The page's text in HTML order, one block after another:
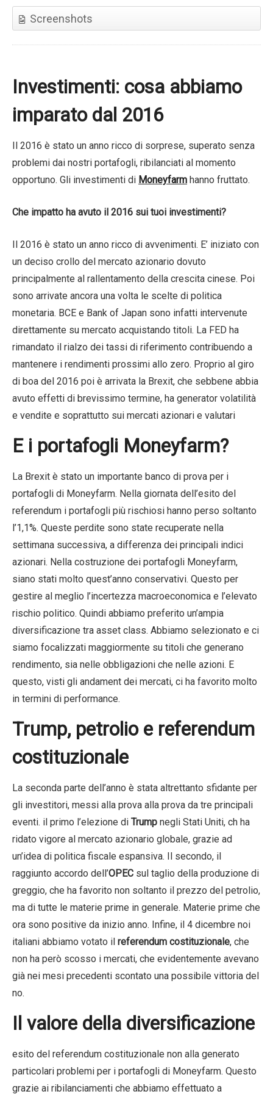
Screenshots
Investimenti: cosa abbiamo
imparato dal 2016
Il 2016 è stato un anno ricco di sorprese, superato senza
problemi dai nostri portafogli, ribilanciati al momento
opportuno. Gli investimenti di Moneyfarm hanno fruttato.
Che impatto ha avuto il 2016 sui tuoi investimenti?
Il 2016 è stato un anno ricco di avvenimenti. E’ iniziato con
un deciso crollo del mercato azionario dovuto
principalmente al rallentamento della crescita cinese. Poi
sono arrivate ancora una volta le scelte di politica
monetaria. BCE e Bank of Japan sono infatti intervenute
direttamente su mercato acquistando titoli. La FED ha
rimandato il rialzo dei tassi di riferimento contribuendo a
mantenere i rendimenti prossimi allo zero. Proprio al giro
di boa del 2016 poi è arrivata la Brexit, che sebbene abbia
avuto effetti di brevissimo termine, ha generator volatilità
e vendite e soprattutto sui mercati azionari e valutari
E i portafogli Moneyfarm?
La Brexit è stato un importante banco di prova per i
portafogli di Moneyfarm. Nella giornata dell’esito del
referendum i portafogli più rischiosi hanno perso soltanto
l’1,1%. Queste perdite sono state recuperate nella
settimana successiva, a differenza dei principali indici
azionari. Nella costruzione dei portafogli Moneyfarm,
siano stati molto quest’anno conservativi. Questo per
gestire al meglio l’incertezza macroeconomica e l’elevato
rischio politico. Quindi abbiamo preferito un’ampia
diversificazione tra asset class. Abbiamo selezionato e ci
siamo focalizzati maggiormente su titoli che generano
rendimento, sia nelle obbligazioni che nelle azioni. E
questo, visti gli andament dei mercati, ci ha favorito molto
in termini di performance.
Trump, petrolio e referendum
costituzionale
La seconda parte dell’anno è stata altrettanto sfidante per
gli investitori, messi alla prova alla prova da tre principali
eventi. il primo l’elezione di Trump negli Stati Uniti, ch ha
ridato vigore al mercato azionario globale, grazie ad
un’idea di politica fiscale espansiva. Il secondo, il
raggiunto accordo dell’OPEC sul taglio della produzione di
greggio, che ha favorito non soltanto il prezzo del petrolio,
ma di tutte le materie prime in generale. Materie prime che
ora sono positive da inizio anno. Infine, il 4 dicembre noi
italiani abbiamo votato il referendum costituzionale, che
non ha però scosso i mercati, che evidentemente avevano
già nei mesi precedenti scontato una possibile vittoria del
no.
Il valore della diversificazione
esito del referendum costituzionale non alla generato
particolari problemi per i portafogli di Moneyfarm. Questo
grazie ai ribilanciamenti che abbiamo effettuato a